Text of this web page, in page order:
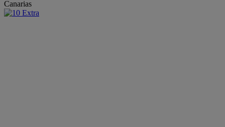
Canarias